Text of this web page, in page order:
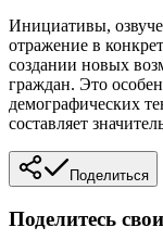
Инициативы,
отражение в
создании новых
граждан. Это
демографических
составляет
Поделиться
Поделитесь